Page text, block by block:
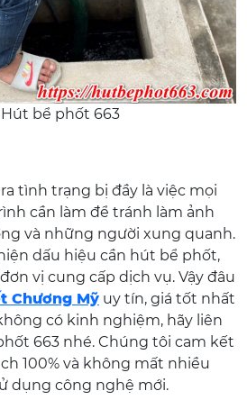
bể phốt 663
tình trạng bị đầy là việc mọi
cần làm để tránh làm ảnh
và những người xung quanh.
dấu hiệu cần hút bể phốt,
vị cung cấp dịch vụ. Vậy đâu
Chương Mỹ uy tín, giá tốt nhất
có kinh nghiệm, hãy liên
663 nhé. Chúng tôi cam kết
100% và không mất nhiều
dụng công nghệ mới.